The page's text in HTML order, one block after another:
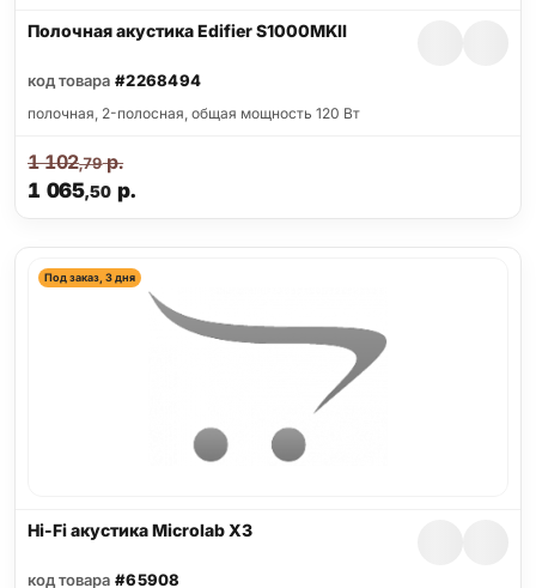
Полочная акустика Edifier S1000MKII
код товара #2268494
полочная, 2-полосная, общая мощность 120 Вт
1 065,50 р.
1 102,79р.
Под заказ, 3 дня
Hi-Fi акустика Microlab X3
код товара #65908